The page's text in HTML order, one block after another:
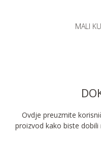
MALI
Ovdje preuzmite
proizvod kako biste